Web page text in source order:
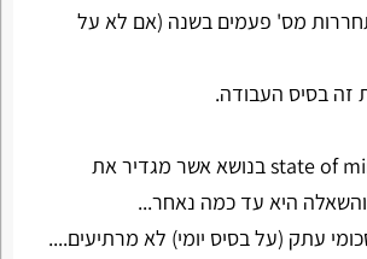
מס' פעמים בשנה (אם לא על
זה בסיס העבודה.
מסכימה כי יש state of mind בנושא אשר מגדיר את
והשאלה היא עד כמה נאחר...
עתק (על בסיס יומי) לא מרתיעים....